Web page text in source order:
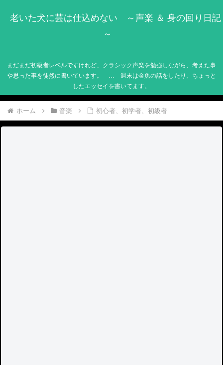
老いた犬に芸は仕込めない ～声楽 ＆ 身の回り日記
～
まだまだ初級者レベルですけれど、クラシック声楽を勉強しながら、考えた事
や思った事を徒然に書いています。 … 週末は金魚の話をしたり、ちょっと
したエッセイを書いてます。
ホーム 音楽 初心者、初学者、初級者